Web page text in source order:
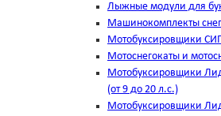
Лыжные модули для
Машинокомплекты
Мотобуксировщики
Мотоснегокаты и
Мотобуксировщики
(от 9 до 20 л.с.)
Мотобуксировщики